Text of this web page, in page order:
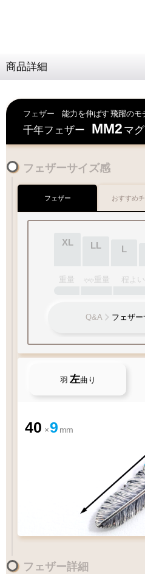
商品詳細
フェザー 能力を伸ばす 飛躍のモ
千年フェザー MM2 マ
フェザーサイズ感
フェザー
XL LL L
重量 やや 重量 程よ
Q&A フェザー
羽 左曲り
40 ×9 mm
おすすめ
60
ペンダントの状態でお届け致
フェザー詳細